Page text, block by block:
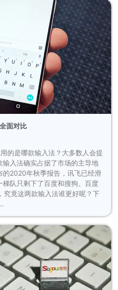
面对比
的是哪款输入法？大多数人会提
入法确实占据了市场的主导地
的2020年秋季报告，讯飞已经滑
队只剩下了百度和搜狗。百度
究竟这两款输入法谁更好呢？下